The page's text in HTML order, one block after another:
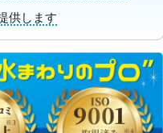
供します